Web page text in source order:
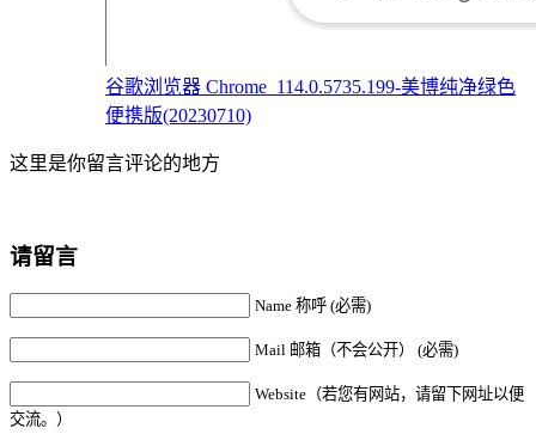
谷歌浏览器 Chrome_114.0.5735.199-美博纯净绿色
便携版(20230710)
这里是你留言评论的地方
请留言
Name 称呼 (必需)
Mail 邮箱（不会公开） (必需)
Website（若您有网站，请留下网址以便
交流。）